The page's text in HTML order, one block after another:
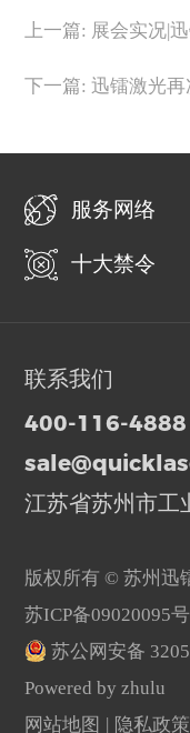
上一篇: 展会实况|迅镭亮相2024 FABEX 国际金属工业
下一篇: 迅镭激光
服务网络
十大禁令
联系我们
400-116-4888
江苏省苏州市工
版权所有 © 苏州迅
苏ICP备09020095
苏公网安备
Powered by zhulu
网站地图 | 隐私政策